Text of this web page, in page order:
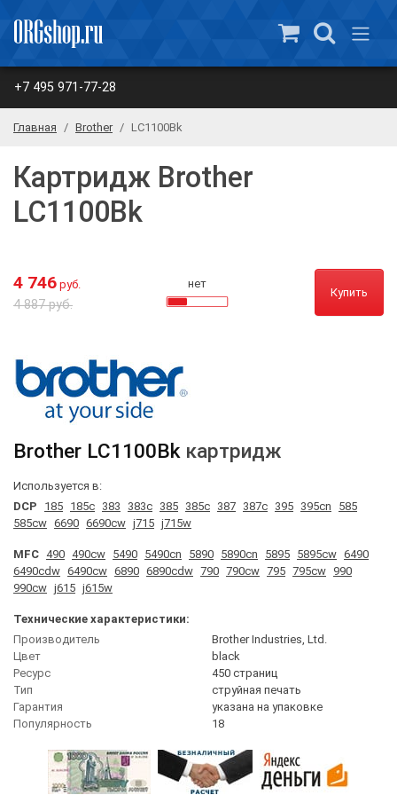
+7 495 971-77-28
Главная Brother LC1100Bk
Картридж Brother
LC1100Bk
4 746 руб.
4 887 руб.
нет
Купить
Brother LC1100Bk картридж
Используется в:
DCP
185 185c 383 383c 385 385c 387 387c 395 395cn
585
585cw 6690 6690cw j715 j715w
MFC 490 490cw 5490 5490cn 5890 5890cn 5895 5895cw 6490
6490cdw 6490cw 6890 6890cdw 790 790cw 795 795cw 990
990cw j615 j615w
Технические характеристики:
Производитель
Brother Industries, Ltd.
Цвет
black
Ресурс
450 страниц
Тип
струйная печать
Гарантия
указана на упаковке
Популярность
18